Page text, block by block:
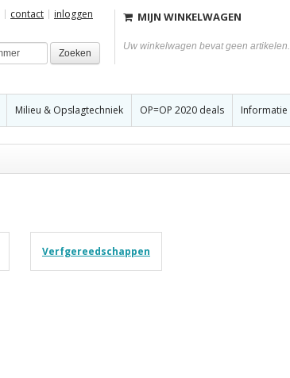
contact inloggen
Zoeken
MIJN WINKELWAGEN
Uw winkelwagen bevat geen artikelen.
Milieu & Opslagtechniek OP=OP 2020 deals Informatie
Verfgereedschappen